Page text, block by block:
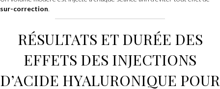
sur-correction.
RÉSULTATS ET DURÉE DES
EFFETS DES INJECTIONS
D’ACIDE HYALURONIQUE POUR